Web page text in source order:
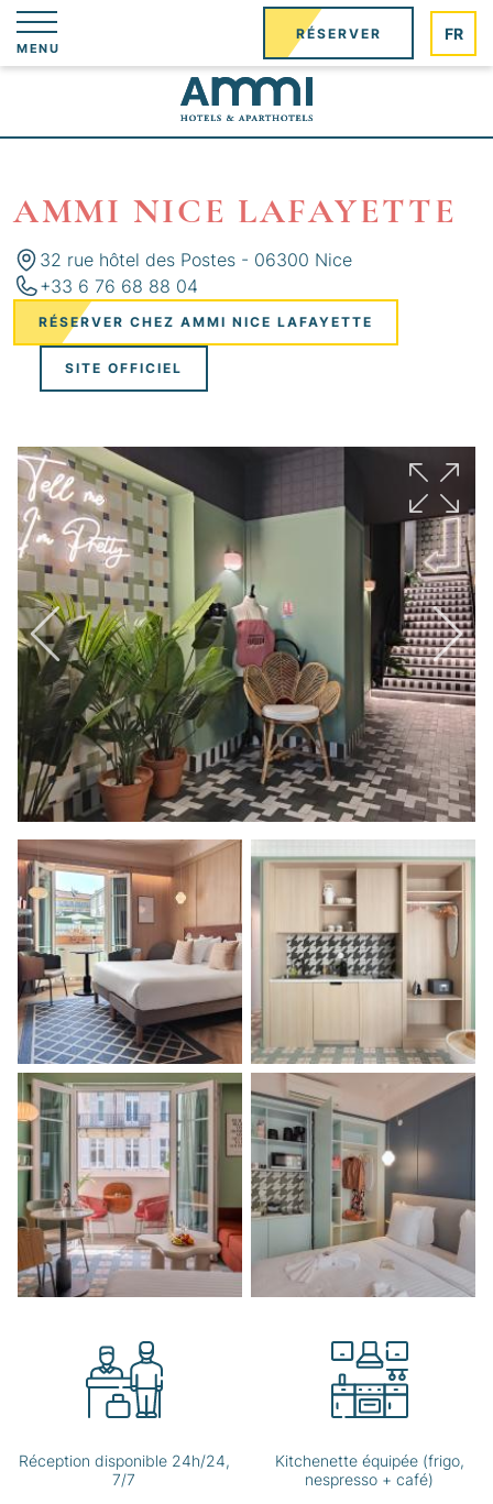
MENU
RÉSERVER FR
AMMI NICE LAFAYETTE
32 rue hôtel des Postes - 06300 Nice
+33 6 76 68 88 04
RÉSERVER CHEZ AMMI NICE LAFAYETTE
SITE OFFICIEL
Réception disponible 24h/24,
7/7
Kitchenette équipée (frigo,
nespresso + café)
Panneau de gestion des cookies